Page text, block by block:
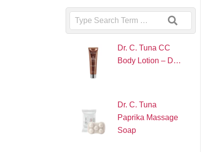
Search
Dr. C. Tuna CC
Body Lotion – D…
Dr. C. Tuna
Paprika Massage
Soap